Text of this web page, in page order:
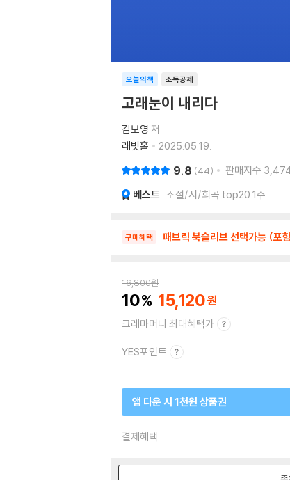
소득공제
오늘의책
고래눈이 내리다
김보영 저
래빗홀
2025.05.19.
9.8 44 판매지수
베스트 소설/시/희곡 top20 1주
구매혜택 패브릭 북슬리브 선택가능 (포
16,800원
10 15,120
크레마머니 최대혜택가
YES포인트
앱 다운 시 1천원 상품권
결제혜택